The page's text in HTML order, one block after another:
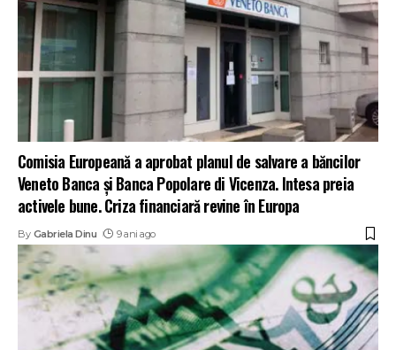
Comisia Europeană a aprobat planul de salvare a băncilor
Veneto Banca şi Banca Popolare di Vicenza. Intesa preia
activele bune. Criza financiară revine în Europa
By Gabriela Dinu 9 ani ago